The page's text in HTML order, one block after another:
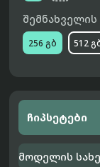
შემნახველის
256 გბ 512
ჩიპსეტები
მოდელის